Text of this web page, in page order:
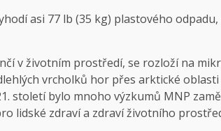
asi 77 lb (35 kg) plastového
v životním prostředí, se rozloží na
vrcholků hor přes arktické
století bylo mnoho výzkumů MNP
lidské zdraví a zdraví životního